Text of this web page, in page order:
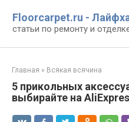
контенту
Floorcarpet.ru -
статьи по ремонту и
Главная » Всякая всячина
5 прикольных
выбирайте на